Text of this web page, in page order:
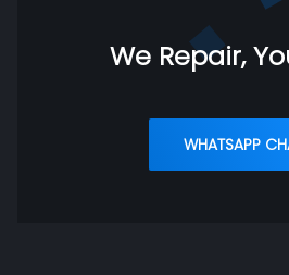
We Repair,
WHATSAPP